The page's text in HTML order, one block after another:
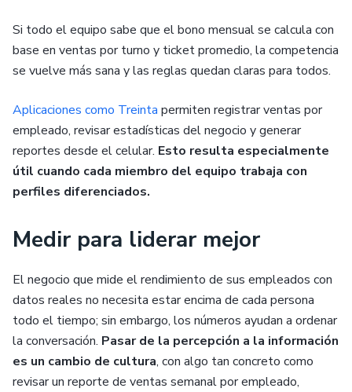
Si todo el equipo sabe que el bono mensual se calcula con
base en ventas por turno y ticket promedio, la competencia
se vuelve más sana y las reglas quedan claras para todos.
Aplicaciones como Treinta permiten registrar ventas por
empleado, revisar estadísticas del negocio y generar
reportes desde el celular. Esto resulta especialmente
útil cuando cada miembro del equipo trabaja con
perfiles diferenciados.
Medir para liderar mejor
El negocio que mide el rendimiento de sus empleados con
datos reales no necesita estar encima de cada persona
todo el tiempo; sin embargo, los números ayudan a ordenar
la conversación. Pasar de la percepción a la información
es un cambio de cultura, con algo tan concreto como
revisar un reporte de ventas semanal por empleado,